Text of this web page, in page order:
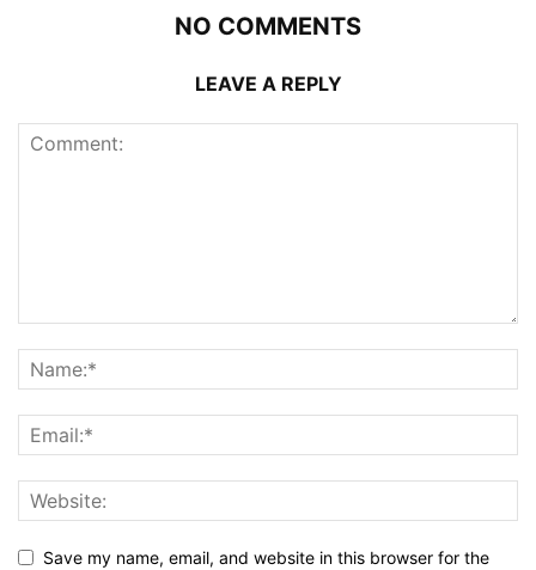
NO COMMENTS
LEAVE A REPLY
Save my name, email, and website in this browser for the